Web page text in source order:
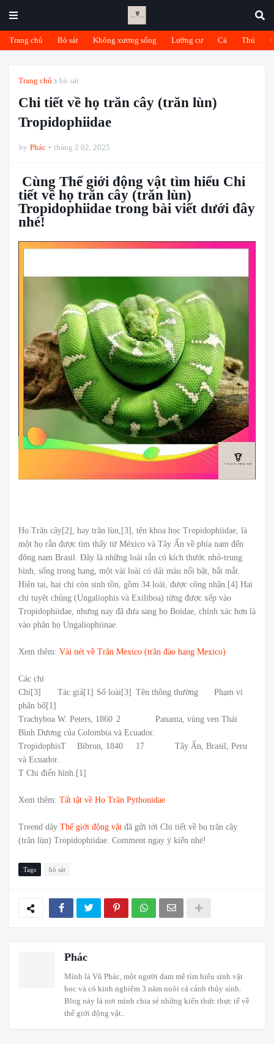
Trang chủ Bò sát Không xương sống Lưỡng cư Cá Thú
Trang chủ bò sát
Chi tiết về họ trăn cây (trăn lùn)
Tropidophiidae
by Phác tháng 2 02, 2025
Cùng Thế giới động vật tìm hiểu Chi
tiết về họ trăn cây (trăn lùn)
Tropidophiidae trong bài viết dưới đây
nhé!
Họ Trăn cây[2], hay trăn lùn,[3], tên khoa học Tropidophiidae, là
một họ rắn được tìm thấy từ México và Tây Ấn về phía nam đến
đông nam Brasil. Đây là những loài rắn có kích thước nhỏ-trung
bình, sống trong hang, một vài loài có dải màu nổi bật, bắt mắt.
Hiện tại, hai chi còn sinh tồn, gồm 34 loài, được công nhận.[4] Hai
chi tuyệt chủng (Ungaliophis và Exiliboa) từng được xếp vào
Tropidophiidae, nhưng nay đã đưa sang họ Boidae, chính xác hơn là
vào phân họ Ungaliophiinae.
Xem thêm: Vài nét về Trăn Mexico (trăn đào hang Mexico)
Các chi
Chi[3]
Tác giả[1] Số loài[3] Tên thông thường
Phạm vi
phân bố[1]
Trachyboa W. Peters, 1860 2
Panama, vùng ven Thái
Bình Dương của Colombia và Ecuador.
TropidophisT
Bibron, 1840 17
Tây Ấn, Brasil, Peru
và Ecuador.
T Chi điển hình.[1]
Xem thêm: Tất tật về Họ Trăn Pythonidae
Treend dây Thế giới động vật đã gửi tới Chi tiết về họ trăn cây
(trăn lùn) Tropidophiidae. Comment ngay ý kiến nhé!
Tags bò sát
Phác
Mình là Vũ Phác, một người đam mê tìm hiểu sinh vật
học và có kinh nghiệm 3 năm nuôi cá cảnh thủy sinh.
Blog này là nơi mình chia sẻ những kiến thức thực tế về
thế giới động vật..